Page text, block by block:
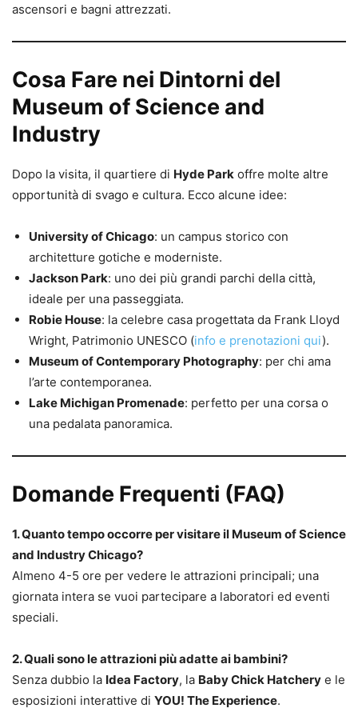
ascensori e bagni attrezzati.
Cosa Fare nei Dintorni del
Museum of Science and
Industry
Dopo la visita, il quartiere di Hyde Park offre molte altre
opportunità di svago e cultura. Ecco alcune idee:
University of Chicago: un campus storico con
architetture gotiche e moderniste.
Jackson Park: uno dei più grandi parchi della città,
ideale per una passeggiata.
Robie House: la celebre casa progettata da Frank Lloyd
Wright, Patrimonio UNESCO (info e prenotazioni qui).
Museum of Contemporary Photography: per chi ama
l’arte contemporanea.
Lake Michigan Promenade: perfetto per una corsa o
una pedalata panoramica.
Domande Frequenti (FAQ)
1. Quanto tempo occorre per visitare il Museum of Science
and Industry Chicago?
Almeno 4-5 ore per vedere le attrazioni principali; una
giornata intera se vuoi partecipare a laboratori ed eventi
speciali.
2. Quali sono le attrazioni più adatte ai bambini?
Senza dubbio la Idea Factory, la Baby Chick Hatchery e le
esposizioni interattive di YOU! The Experience.